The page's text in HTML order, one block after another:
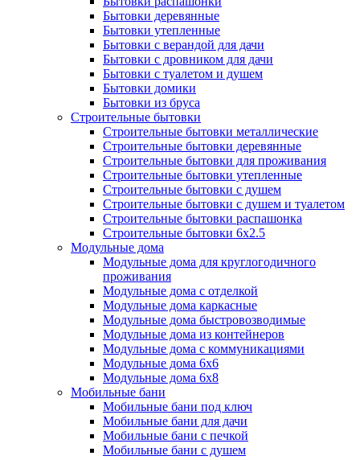
Бытовки деревянные
Бытовки утепленные
Бытовки с верандой для дачи
Бытовки с дровником для дачи
Бытовки с туалетом и душем
Бытовки домики
Бытовки из бруса
Строительные бытовки
Строительные бытовки металлические
Строительные бытовки деревянные
Строительные бытовки для проживания
Строительные бытовки утепленные
Строительные бытовки с душем
Строительные бытовки с душем и туалетом
Строительные бытовки распашонка
Строительные бытовки 6x2.5
Модульные дома
Модульные дома для круглогодичного
проживания
Модульные дома с отделкой
Модульные дома каркасные
Модульные дома быстровозводимые
Модульные дома из контейнеров
Модульные дома с коммуникациями
Модульные дома 6x6
Модульные дома 6x8
Мобильные бани
Мобильные бани под ключ
Мобильные бани для дачи
Мобильные бани с печкой
Мобильные бани с душем